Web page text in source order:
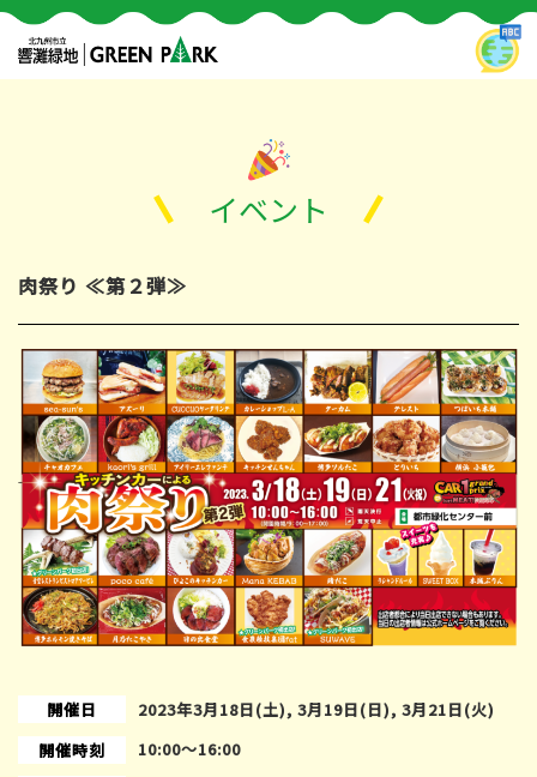
イベント
肉祭り ≪第２弾≫
開催日
2023年3月18日(土), 3月19日(日), 3月21日(火)
開催時刻
10:00〜16:00